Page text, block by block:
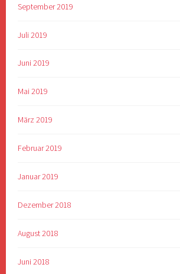
September 2019
Juli 2019
Juni 2019
Mai 2019
März 2019
Februar 2019
Januar 2019
Dezember 2018
August 2018
Juni 2018